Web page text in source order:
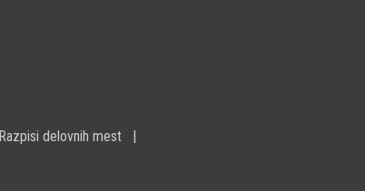
Razpisi delovnih mest